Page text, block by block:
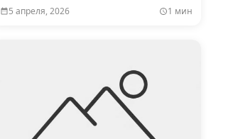
5 апреля, 2026 1 мин